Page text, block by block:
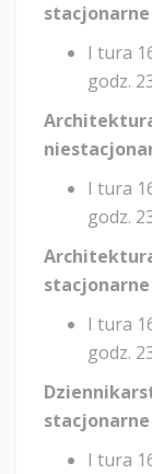
I tura
godz.
I tura
godz.
I tura
godz.
I tura